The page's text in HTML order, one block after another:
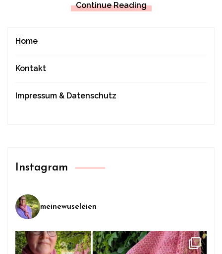
Continue Reading
Home
Kontakt
Impressum & Datenschutz
Instagram
meinewuseleien